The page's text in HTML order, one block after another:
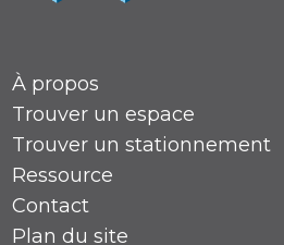
À propos
Trouver un espace
Trouver un stationnement
Ressource
Contact
Plan du site